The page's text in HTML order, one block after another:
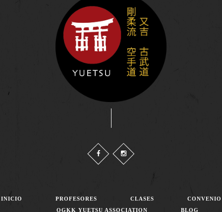
INICIO PROFESORES CLASES
CONVENIO
OGKK YUETSU ASSOCIATION
BLOG